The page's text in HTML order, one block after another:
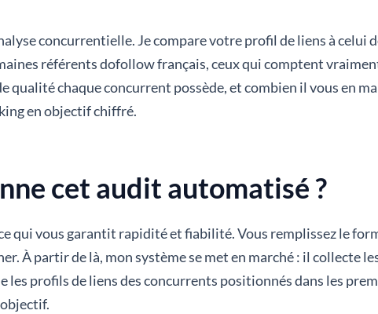
concurrentielle. Je compare votre profil de liens à
référents dofollow français, ceux qui comptent
qualité chaque concurrent possède, et combien il vous en
en objectif chiffré.
cet audit automatisé ?
qui vous garantit rapidité et fiabilité. Vous remplissez le
À partir de là, mon système se met en marché : il collecte
les profils de liens des concurrents positionnés dans les